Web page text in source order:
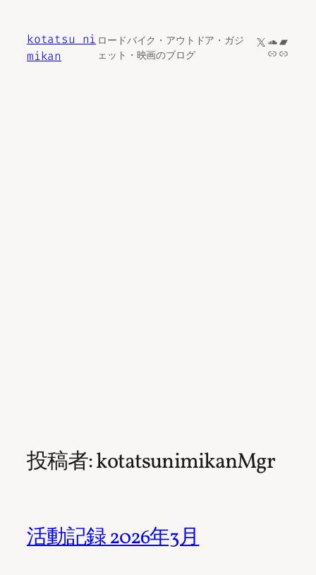
kotatsu ni
mikan
ロードバイク・アウトドア・ガジ
ェット・映画のブログ
X
リンクリンク
投稿者:kotatsunimikanMgr
活動記録 2026年3月